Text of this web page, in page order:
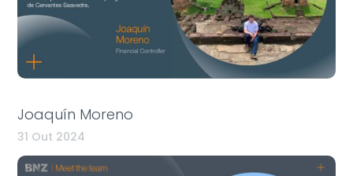
Joaquín Moreno
31 Out 2024